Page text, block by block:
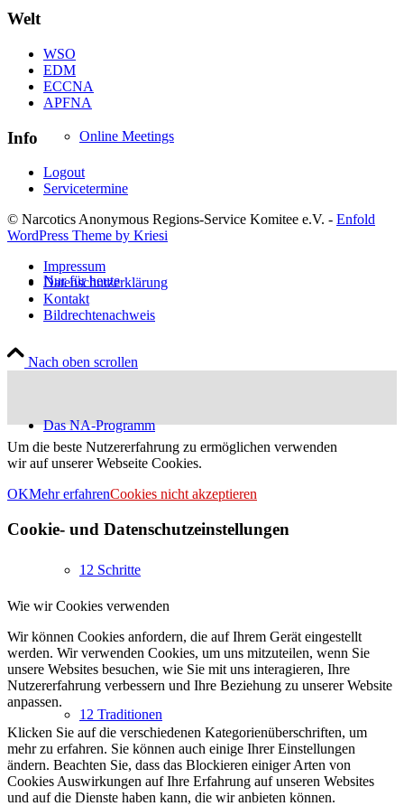
Online Meetings
Nur für heute
Das NA-Programm
12 Schritte
12 Traditionen
Welt
WSO
EDM
ECCNA
APFNA
Info
Logout
Servicetermine
© Narcotics Anonymous Regions-Service Komitee e.V. - Enfold
WordPress Theme by Kriesi
Impressum
Datenschutzerklärung
Kontakt
Bildrechtenachweis
Nach oben scrollen
Um die beste Nutzererfahrung zu ermöglichen verwenden
wir auf unserer Webseite Cookies.
OKMehr erfahrenCookies nicht akzeptieren
Cookie- und Datenschutzeinstellungen
Wie wir Cookies verwenden
Wir können Cookies anfordern, die auf Ihrem Gerät eingestellt
werden. Wir verwenden Cookies, um uns mitzuteilen, wenn Sie
unsere Websites besuchen, wie Sie mit uns interagieren, Ihre
Nutzererfahrung verbessern und Ihre Beziehung zu unserer Website
anpassen.
Klicken Sie auf die verschiedenen Kategorienüberschriften, um
mehr zu erfahren. Sie können auch einige Ihrer Einstellungen
ändern. Beachten Sie, dass das Blockieren einiger Arten von
Cookies Auswirkungen auf Ihre Erfahrung auf unseren Websites
und auf die Dienste haben kann, die wir anbieten können.